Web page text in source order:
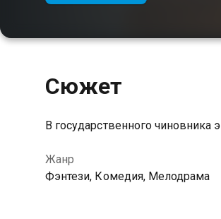
Сюжет
В государственного чиновника
Жанр
Фэнтези, Комедия, Мелодрама